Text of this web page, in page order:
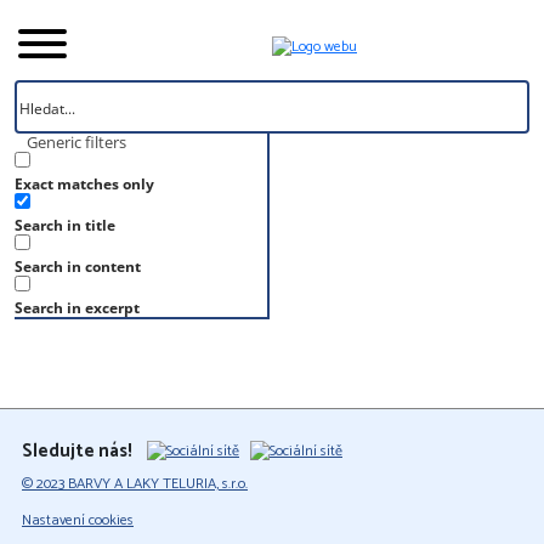
Generic filters
Exact matches only
Search in title
Search in content
Search in excerpt
Úvod
Vzorník
RAL 270 30 40
RAL 270 30 40
Sledujte nás!
© 2023 BARVY A LAKY TELURIA, s.r.o.
Nastavení cookies